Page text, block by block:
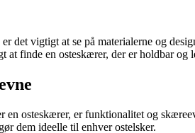
det vigtigt at se på materialerne og
finde en osteskærer, der er holdbar og
osteskærer, er funktionalitet og
dem ideelle til enhver ostelsker.